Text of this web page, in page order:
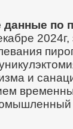
по
2024г,
и